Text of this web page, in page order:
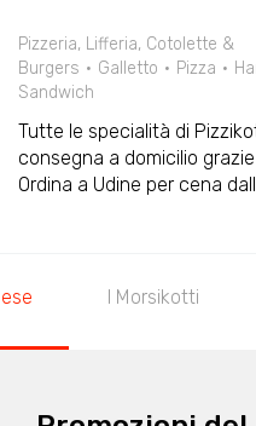
Pizzeria, Lifferia, Cotolette &
Burgers
Galletto Pizza
Sandwich
Tutte le specialità di
consegna a domicilio
Ordina a Udine per cena
I Dorati Le Alte